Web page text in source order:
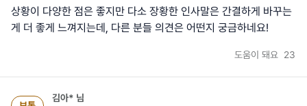
상황이 다양한 점은 좋지만 다소 장황한 인사말은 간결하게 바꾸는
게 더 좋게 느껴지는데, 다른 분들 의견은 어떤지 궁금하네요!
도움이 돼요 23
김아* 님